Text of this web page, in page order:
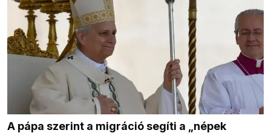
A pápa szerint a migráció segíti a „népek